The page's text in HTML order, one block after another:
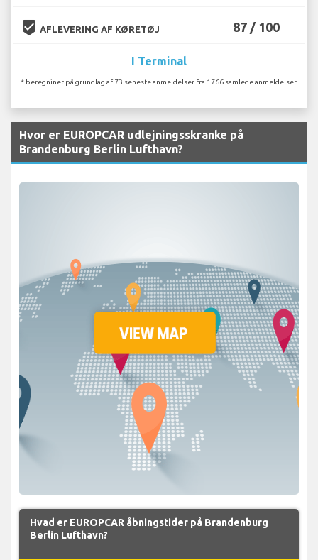
beenhere AFLEVERING AF KØRETØJ 87 / 100
I Terminal
* beregninet på grundlag af 73 seneste anmeldelser fra 1766 samlede anmeldelser.
Hvor er EUROPCAR udlejningsskranke på
Brandenburg Berlin Lufthavn?
Hvad er EUROPCAR åbningstider på Brandenburg
Berlin Lufthavn?